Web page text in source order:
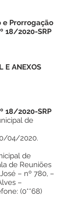
e Prorrogação
18/2020-SRP
18/2020-SRP
de
04/2020.
de
de Reuniões
– nº 780, –
–
(0**68)